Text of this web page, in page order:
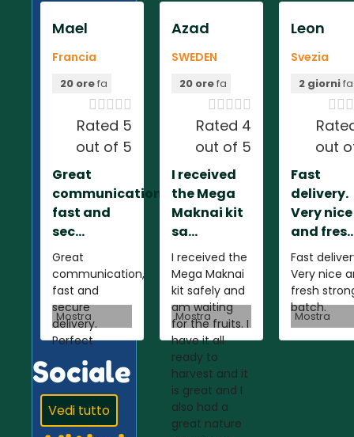
Mael
Francia
20 orefa

Rated 5
out of 5
Great
communication,
fast and
sec...
Great
communication,
fast and
secure
delivery.
Perfect
Mostra
Azad
SWEDEN
20 orefa

Rated 4
out of 5
I received
the Mega
Maknai kit
sa...
I received the
Mega Maknai
kit safely and
am waiting
for the fruits. I
have it all
ready to
harvest and it
is great and I
also had a
great nature
Mostra
Leon
Svezia
2 giornifa

out
Fast
delivery.
Very nice
and
Fast
Very nice
fresh
batch.
Mostra
Sociale
Vedi tutto